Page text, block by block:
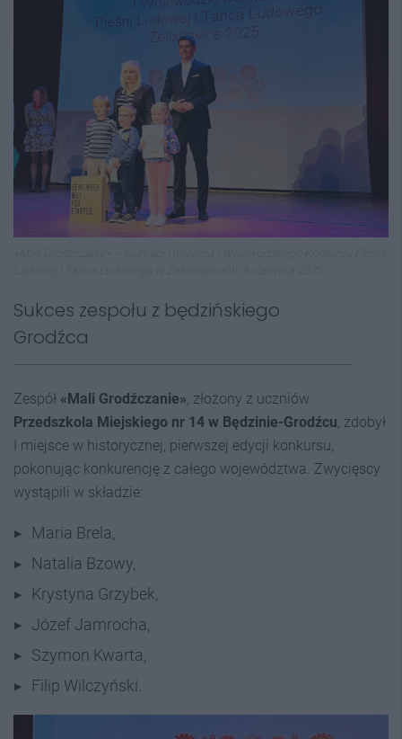
Sukces zespołu z będzińskiego
Grodźca
Zespół «Mali Grodźczanie» , złożony z uczniów
Przedszkola Miejskiego nr 14 w Będzinie-Grodźcu , zdobył
I miejsce w historycznej, pierwszej edycji konkursu,
pokonując konkurencję z całego województwa. Zwycięscy
wystąpili w składzie:
Maria Brela,
Natalia Bzowy,
Krystyna Grzybek,
Józef Jamrocha,
Szymon Kwarta,
Filip Wilczyński.